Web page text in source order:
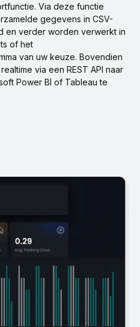
Via deze functie
gegevens in CSV-
en verder worden verwerkt in
of het
van uw keuze. Bovendien
via een REST API naar
Power BI of Tableau te